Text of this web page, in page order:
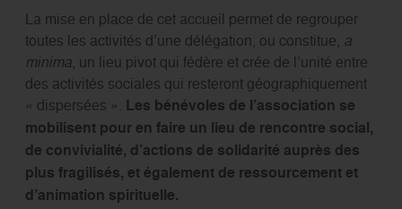
La mise en place de cet accueil permet de regrouper
toutes les activités d’une délégation, ou constitue, a
minima, un lieu pivot qui fédère et crée de l’unité entre
des activités sociales qui resteront géographiquement
« dispersées ». Les bénévoles de l’association se
mobilisent pour en faire un lieu de rencontre social,
de convivialité, d’actions de solidarité auprès des
plus fragilisés, et également de ressourcement et
d’animation spirituelle.